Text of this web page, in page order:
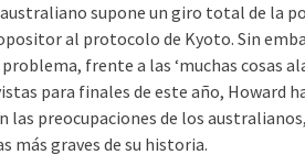
supone un giro total de la
al protocolo de Kyoto. Sin
frente a las ‘muchas cosas
para finales de este año, Howard
las preocupaciones de los
más graves de su historia.